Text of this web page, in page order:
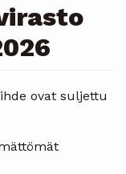
ovat suljettu